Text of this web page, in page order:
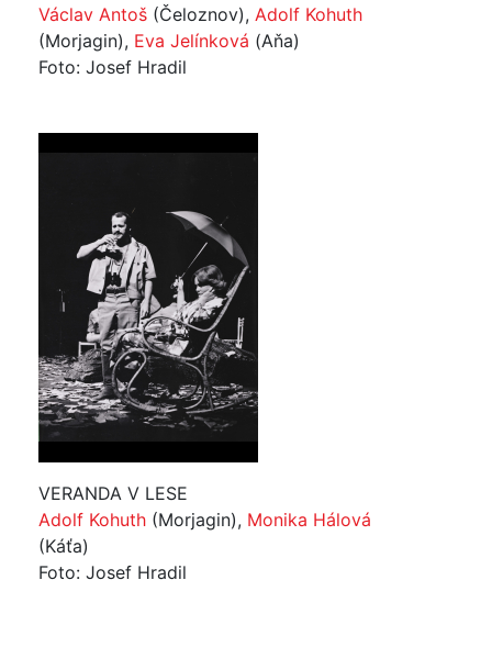
Václav Antoš (Čeloznov), Adolf Kohuth
(Morjagin), Eva Jelínková (Aňa)
Foto: Josef Hradil
VERANDA V LESE
Adolf Kohuth (Morjagin), Monika Hálová
(Káťa)
Foto: Josef Hradil